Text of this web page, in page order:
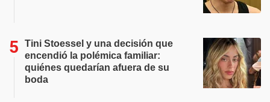
Tini Stoessel y una decisión que
encendió la polémica familiar:
quiénes quedarían afuera de su
boda